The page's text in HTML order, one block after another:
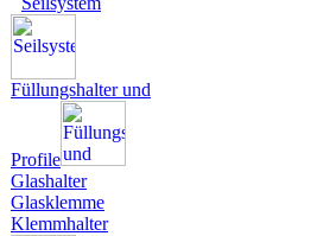
Füllungshalter und
Profile
Glashalter
Glasklemme
Klemmhalter